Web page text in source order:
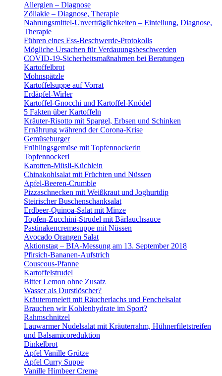
Allergien – Diagnose
Zöliakie – Diagnose, Therapie
Nahrungsmittel-Unverträglichkeiten – Einteilung, Diagnose,
Therapie
Führen eines Ess-Beschwerde-Protokolls
Mögliche Ursachen für Verdauungsbeschwerden
COVID-19-Sicherheitsmaßnahmen bei Beratungen
Kartoffelbrot
Mohnspätzle
Kartoffelsuppe auf Vorrat
Erdäpfel-Wirler
Kartoffel-Gnocchi und Kartoffel-Knödel
5 Fakten über Kartoffeln
Kräuter-Risotto mit Spargel, Erbsen und Schinken
Ernährung während der Corona-Krise
Gemüseburger
Frühlingsgemüse mit Topfennockerln
Topfennockerl
Karotten-Müsli-Küchlein
Chinakohlsalat mit Früchten und Nüssen
Apfel-Beeren-Crumble
Pizzaschnecken mit Weißkraut und Joghurtdip
Steirischer Buschenschanksalat
Erdbeer-Quinoa-Salat mit Minze
Topfen-Zucchini-Strudel mit Bärlauchsauce
Pastinakencremesuppe mit Nüssen
Avocado Orangen Salat
Aktionstag – BIA-Messung am 13. September 2018
Pfirsich-Bananen-Aufstrich
Couscous-Pfanne
Kartoffelstrudel
Bitter Lemon ohne Zusatz
Wasser als Durstlöscher?
Kräuteromelett mit Räucherlachs und Fenchelsalat
Brauchen wir Kohlenhydrate im Sport?
Rahmschnitzel
Lauwarmer Nudelsalat mit Kräuterrahm, Hühnerfiletstreifen
und Balsamicoreduktion
Dinkelbrot
Apfel Vanille Grütze
Apfel Curry Suppe
Vanille Himbeer Creme